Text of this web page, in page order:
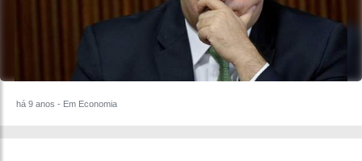
há 9 anos - Em Economia